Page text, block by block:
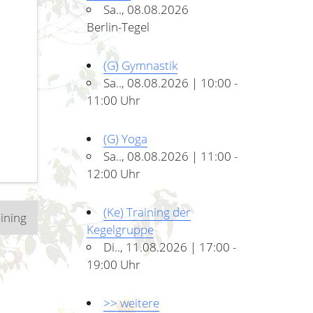
Sa.., 08.08.2026
Berlin-Tegel
(G) Gymnastik
Sa.., 08.08.2026 | 10:00 -
11:00 Uhr
(G) Yoga
Sa.., 08.08.2026 | 11:00 -
12:00 Uhr
(Ke) Training der
Kegelgruppe
Di.., 11.08.2026 | 17:00 -
19:00 Uhr
>> weitere